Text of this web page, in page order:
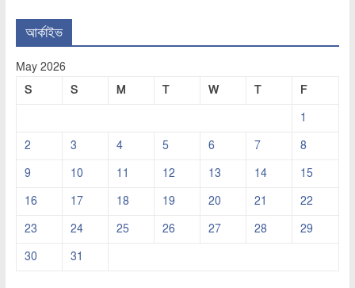
আর্কাইভ
May 2026
S
S M T W T
F
1
2
3 4 5 6 7
8
9
10 11 12 13 14
15
16
17 18 19 20 21
22
23
24 25 26 27 28
29
30
31